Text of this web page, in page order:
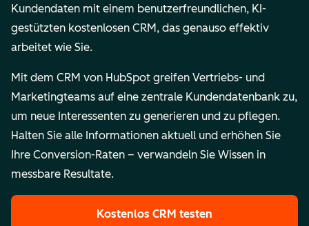
Kundendaten mit einem benutzerfreundlichen, KI-
gestützten kostenlosen CRM, das genauso effektiv
arbeitet wie Sie.
Mit dem CRM von HubSpot greifen Vertriebs- und
Marketingteams auf eine zentrale Kundendatenbank zu,
um neue Interessenten zu generieren und zu pflegen.
Halten Sie alle Informationen aktuell und erhöhen Sie
Ihre Conversion-Raten – verwandeln Sie Wissen in
messbare Resultate.
Kostenlos CRM testen